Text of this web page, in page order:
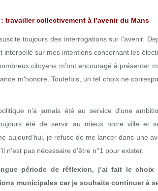
travailler collectivement à l’avenir du Mans
toujours des interrogations sur l’avenir.
interpellé sur mes intentions concernant les
citoyens m’ont encouragé à présenter
m’honore. Toutefois, un tel choix ne
n’a jamais été au service d’une
été de servir au mieux notre ville et
aujourd’hui, je refuse de me lancer dans une
n’est pas nécessaire d’être n°1 pour exister.
période de réflexion, j’ai fait le choix
municipales car je souhaite continuer à